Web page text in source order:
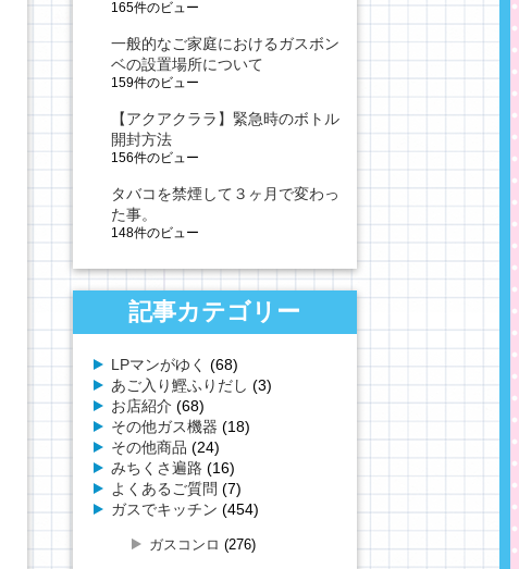
165件のビュー
一般的なご家庭におけるガスボン
ベの設置場所について
159件のビュー
【アクアクララ】緊急時のボトル
開封方法
156件のビュー
タバコを禁煙して３ヶ月で変わっ
た事。
148件のビュー
記事カテゴリー
LPマンがゆく (68)
あご入り鰹ふりだし (3)
お店紹介 (68)
その他ガス機器 (18)
その他商品 (24)
みちくさ遍路 (16)
よくあるご質問 (7)
ガスでキッチン (454)
ガスコンロ (276)